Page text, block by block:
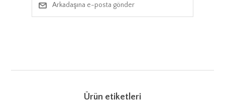
Arkadaşına e-posta gönder
Ürün etiketleri